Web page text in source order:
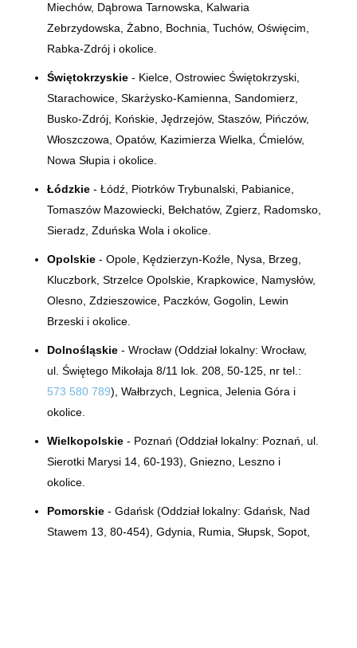
Miechów, Dąbrowa Tarnowska, Kalwaria
Zebrzydowska, Żabno, Bochnia, Tuchów, Oświęcim,
Rabka-Zdrój i okolice.
Świętokrzyskie- Kielce, Ostrowiec Świętokrzyski,
Starachowice, Skarżysko-Kamienna, Sandomierz,
Busko-Zdrój, Końskie, Jędrzejów, Staszów, Pińczów,
Włoszczowa, Opatów, Kazimierza Wielka, Ćmielów,
Nowa Słupia i okolice.
Łódzkie- Łódź, Piotrków Trybunalski, Pabianice,
Tomaszów Mazowiecki, Bełchatów, Zgierz, Radomsko,
Sieradz, Zduńska Wola i okolice.
Opolskie- Opole, Kędzierzyn-Koźle, Nysa, Brzeg,
Kluczbork, Strzelce Opolskie, Krapkowice, Namysłów,
Olesno, Zdzieszowice, Paczków, Gogolin, Lewin
Brzeski i okolice.
Dolnośląskie- Wrocław (Oddział lokalny: Wrocław,
ul. Świętego Mikołaja 8/11 lok. 208, 50-125, nr tel.:
573 580 789), Wałbrzych, Legnica, Jelenia Góra i
okolice.
Wielkopolskie- Poznań (Oddział lokalny: Poznań, ul.
Sierotki Marysi 14, 60-193), Gniezno, Leszno i
okolice.
Pomorskie- Gdańsk (Oddział lokalny: Gdańsk, Nad
Stawem 13, 80-454), Gdynia, Rumia, Słupsk, Sopot,